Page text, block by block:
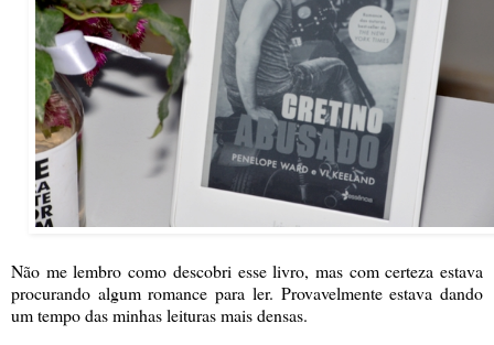
Não me lembro como descobri esse livro, mas com certeza estava
procurando algum romance para ler. Provavelmente estava dando
um tempo das minhas leituras mais densas.